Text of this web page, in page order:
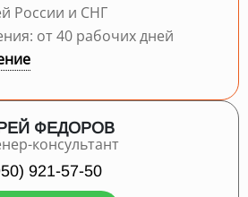
России и СНГ
от 40 рабочих дней
ФЕДОРОВ
консультант
921-57-50